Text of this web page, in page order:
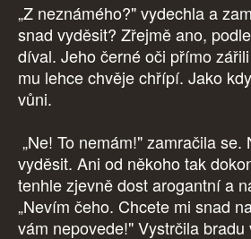
„Z neznámého?" vydechla a
snad vyděsit? Zřejmě ano,
díval. Jeho černé oči přímo
mu lehce chvěje chřípí. Jako
vůni.
„Ne! To nemám!" zamračila se.
vyděsit. Ani od někoho tak
tenhle zjevně dost arogantní a
„Nevím čeho. Chcete mi snad
vám nepovede!" Vystrčila